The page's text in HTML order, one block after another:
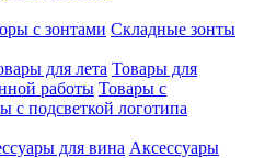
с зонтами Складные зонты
для лета Товары для
работы Товары с
с подсветкой логотипа
для вина Аксессуары